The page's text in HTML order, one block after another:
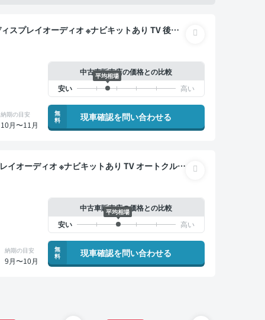
納期の目安
10月〜11月
中古車販売店の価格との比較
平均相場
無
料
現車確認を問い合わせる
納期の目安
9月〜10月
中古車販売店の価格との比較
平均相場
無
料
現車確認を問い合わせる